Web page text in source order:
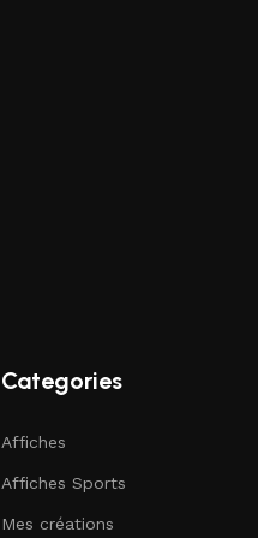
Categories
Affiches
Affiches Sports
Mes créations